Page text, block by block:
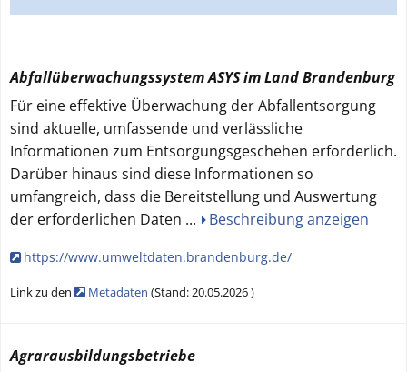
Abfallüberwachungssystem ASYS im Land Brandenburg
Für eine effektive Überwachung der Abfallentsorgung
sind aktuelle, umfassende und verlässliche
Informationen zum Entsorgungsgeschehen erforderlich.
Darüber hinaus sind diese Informationen so
umfangreich, dass die Bereitstellung und Auswertung
der erforderlichen Daten ... Beschreibung anzeigen
https://www.umweltdaten.brandenburg.de/
Link zu den Metadaten (Stand:20.05.2026)
Agrarausbildungsbetriebe